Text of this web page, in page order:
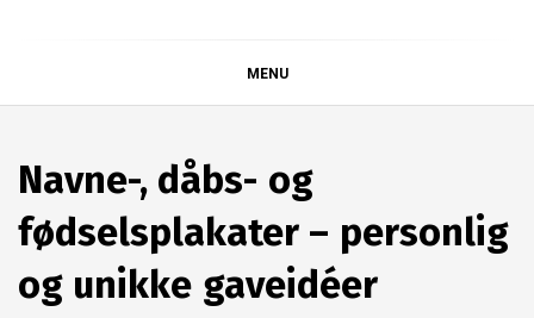
MENU
Navne-, dåbs- og
fødselsplakater – personlig
og unikke gaveidéer